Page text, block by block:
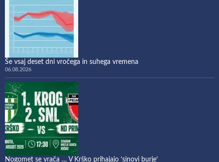
Še vsaj deset dni vročega in suhega vremena
06.08.2026
Nogomet se vrača … V Krško prihajajo ‘sinovi burje’